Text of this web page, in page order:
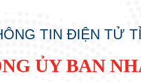
TIN ĐIỆN TỬ
ỦY BAN